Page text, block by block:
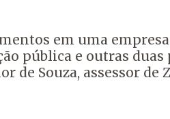
em uma
pública e outras
Souza, assessor de